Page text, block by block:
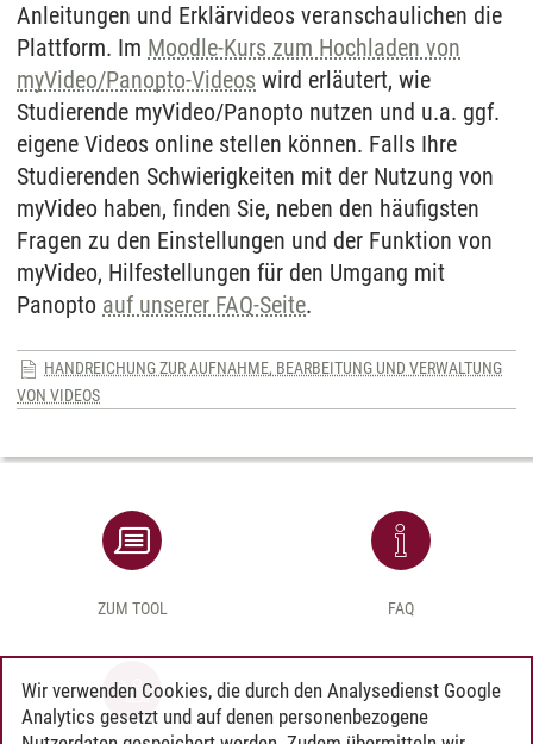
Anleitungen und Erklärvideos veranschaulichen die
Plattform. Im Moodle-Kurs zum Hochladen von
myVideo/Panopto-Videos wird erläutert, wie
Studierende myVideo/Panopto nutzen und u.a. ggf.
eigene Videos online stellen können. Falls Ihre
Studierenden Schwierigkeiten mit der Nutzung von
myVideo haben, finden Sie, neben den häufigsten
Fragen zu den Einstellungen und der Funktion von
myVideo, Hilfestellungen für den Umgang mit
Panopto auf unserer FAQ-Seite.
HANDREICHUNG ZUR AUFNAHME, BEARBEITUNG UND VERWALTUNG
VON VIDEOS
ZUM TOOL FAQ
Wir verwenden Cookies, die durch den Analysedienst Google
Analytics gesetzt und auf denen personenbezogene